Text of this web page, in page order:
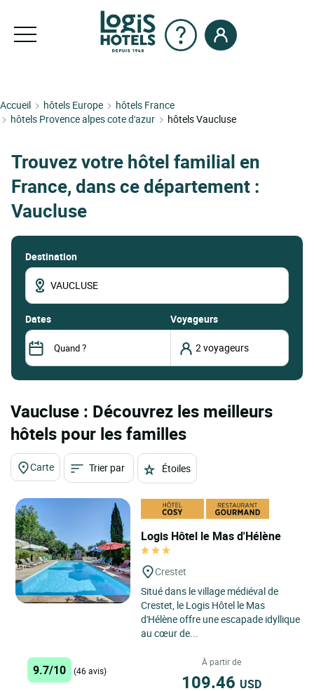
Accueil hôtels Europe
hôtels France
hôtels Provence alpes cote d'azur
hôtels Vaucluse
Trouvez votre hôtel familial en
France, dans ce département :
Vaucluse
Destination
dates Voyageurs
Vaucluse : Découvrez les meilleurs
hôtels pour les familles
Carte Trier par Étoiles
Logis Hôtel le Mas d'Hélène
Crestet
Situé dans le village médiéval de
Crestet, le Logis Hôtel le Mas
d'Hélène offre une escapade idyllique
au cœur de...
9.7/10 (46 avis)
À partir de
109.46 USD